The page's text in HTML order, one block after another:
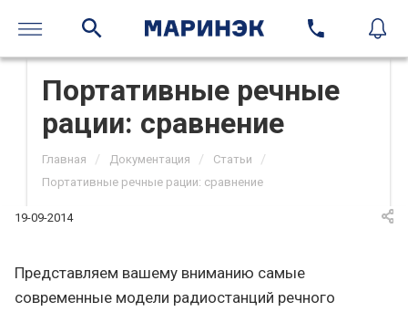
Портативные речные
рации: сравнение
Главная / Документация / Статьи /
Портативные речные рации: сравнение
19-09-2014
Представляем вашему вниманию самые
современные модели радиостанций речного